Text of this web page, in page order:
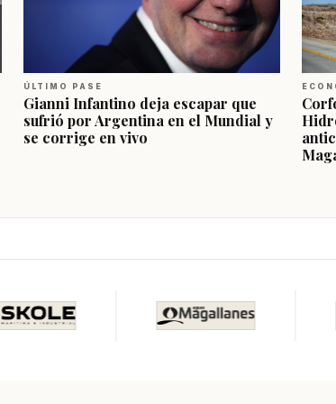
ÚLTIMO PASE
Gianni Infantino deja escapar que
sufrió por Argentina en el Mundial y
se corrige en vivo